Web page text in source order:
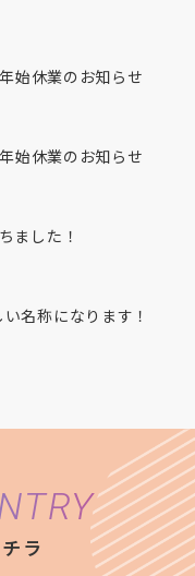
始休業のお知らせ
始休業のお知らせ
ました！
名称になります！
ラ